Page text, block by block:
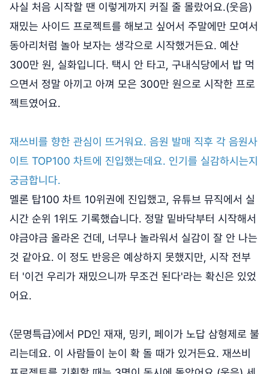
사실 처음 시작할 땐 이렇게까지 커질 줄 몰랐어요.(웃음)
재밌는 사이드 프로젝트를 해보고 싶어서 주말에만 모여서
동아리처럼 놀아 보자는 생각으로 시작했거든요. 예산
300만 원, 실화입니다. 택시 안 타고, 구내식당에서 밥 먹
으면서 정말 아끼고 아껴 모은 300만 원으로 시작한 프로
젝트였어요.
재쓰비를 향한 관심이 뜨거워요. 음원 발매 직후 각 음원사
이트 TOP100 차트에 진입했는데요. 인기를 실감하시는지
궁금합니다.
멜론 탑100 차트 10위권에 진입했고, 유튜브 뮤직에서 실
시간 순위 1위도 기록했습니다. 정말 밑바닥부터 시작해서
야금야금 올라온 건데, 너무나 놀라워서 실감이 잘 안 나는
것 같아요. 이 정도 반응은 예상하지 못했지만, 시작 전부
터 '이건 우리가 재밌으니까 무조건 된다'라는 확신은 있었
어요.
〈문명특급〉에서 PD인 재재, 밍키, 페이가 노답 삼형제로 불
리는데요. 이 사람들이 눈이 확 돌 때가 있거든요. 재쓰비